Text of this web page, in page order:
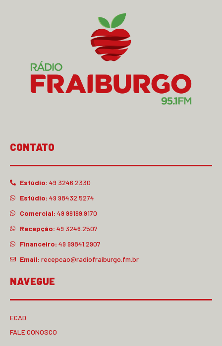
CONTATO
Estúdio: 49 3246.2330
Estúdio: 49 98432.5274
Comercial: 49 99199.9170
Recepção: 49 3246.2507
Financeiro: 49 99841.2907
Email: recepcao@radiofraiburgo.fm.br
NAVEGUE
ECAD
FALE CONOSCO